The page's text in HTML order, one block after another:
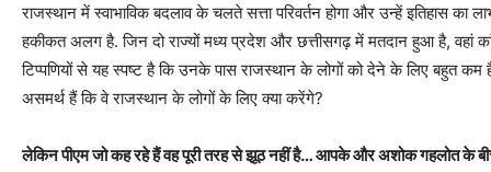
राजस्थान में स्वाभाविक बदलाव के चलते सत्ता परिवर्तन होगा और उन्हें इतिहास का
हकीकत अलग है. जिन दो राज्यों मध्य प्रदेश और छत्तीसगढ़ में मतदान हुआ है, वहां
टिप्पणियों से यह स्पष्ट है कि उनके पास राजस्थान के लोगों को देने के लिए बहुत
असमर्थ हैं कि वे राजस्थान के लोगों के लिए क्या करेंगे?
लेकिन पीएम जो कह रहे हैं वह पूरी तरह से झूठ नहीं है… आपके और अशोक गहलोत के